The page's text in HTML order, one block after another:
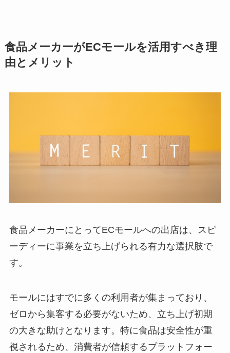
食品メーカーがECモールを活用すべき理
由とメリット
食品メーカーにとってECモールへの出店は、スピ
ーディーに事業を立ち上げられる有力な選択肢で
す。
モールにはすでに多くの利用者が集まっており、
ゼロから集客する必要がないため、立ち上げ初期
の大きな助けとなります。特に食品は安全性が重
視されるため、消費者が信頼するプラットフォー